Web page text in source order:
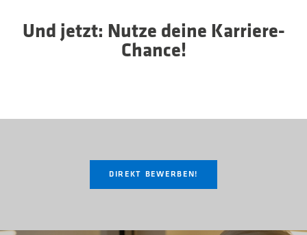
Und jetzt: Nutze deine Karriere-
Chance!
DIREKT BEWERBEN!